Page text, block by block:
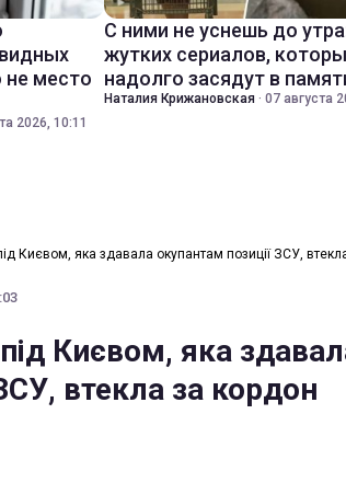
место
2026, 10:11
С ними не уснешь до
жутких сериалов,
надолго засядут в
Наталия Крижановская · 07 августа
Києвом, яка здавала окупантам позиції ЗСУ,
Києвом, яка
втекла за кордон